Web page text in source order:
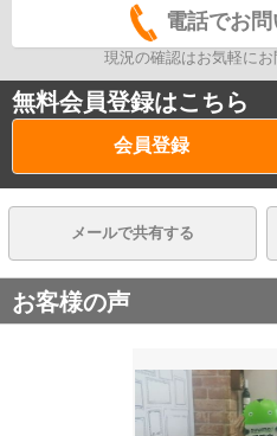
電話でお
現況の確認はお気軽にお
無料会員登録はこちら
会員登録
メールで共有する
お客様の声